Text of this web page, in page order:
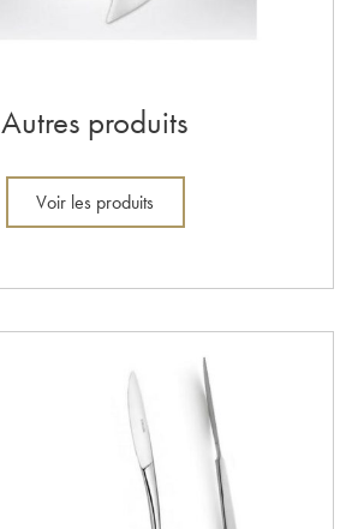
Autres produits
Voir les produits